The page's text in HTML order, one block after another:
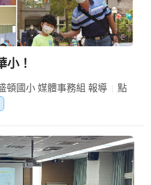
小！
頓國小 媒體事務組 報導
點